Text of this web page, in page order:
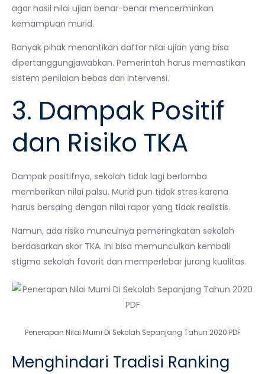
agar hasil nilai ujian benar-benar mencerminkan
kemampuan murid.
Banyak pihak menantikan daftar nilai ujian yang bisa
dipertanggungjawabkan. Pemerintah harus memastikan
sistem penilaian bebas dari intervensi.
3. Dampak Positif
dan Risiko TKA
Dampak positifnya, sekolah tidak lagi berlomba
memberikan nilai palsu. Murid pun tidak stres karena
harus bersaing dengan nilai rapor yang tidak realistis.
Namun, ada risiko munculnya pemeringkatan sekolah
berdasarkan skor TKA. Ini bisa memunculkan kembali
stigma sekolah favorit dan memperlebar jurang kualitas.
Penerapan Nilai Murni Di Sekolah Sepanjang Tahun 2020 PDF
Menghindari Tradisi Ranking